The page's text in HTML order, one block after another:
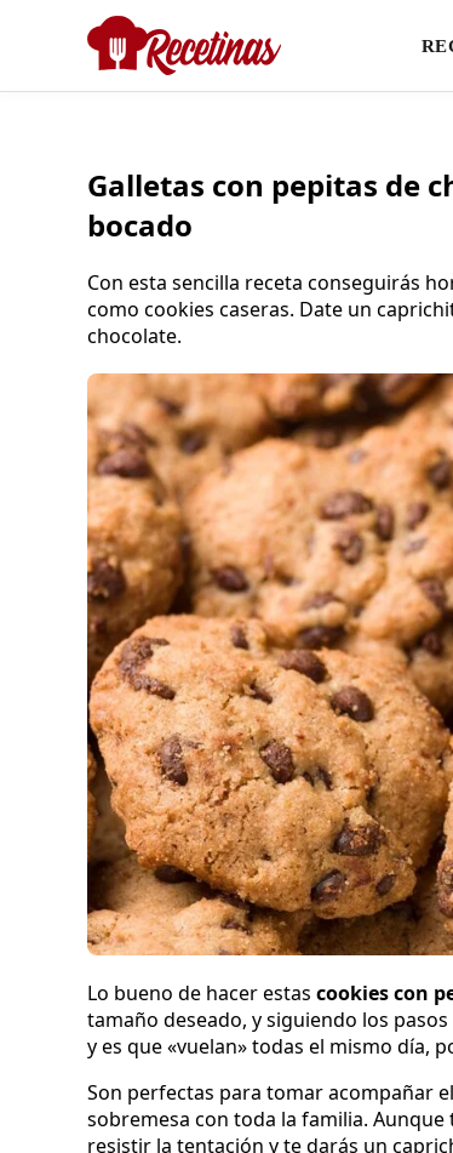
Galletas con pepitas de
bocado
Con esta sencilla receta conseguirás
como cookies caseras. Date un
chocolate.
Lo bueno de hacer estas cookies con
tamaño deseado, y siguiendo los
y es que «vuelan» todas el mismo día,
Son perfectas para tomar acompañar
sobremesa con toda la familia.
resistir la tentación y te darás un